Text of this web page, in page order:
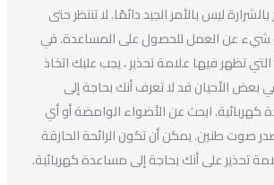
ليس بالأمر الجيد دائمًا. لا تنتظر حتى
عن العمل للحصول على المساعدة. في
تظهر فيها علامة تحذير ، يجب عليك اتخاذ
الأحيان قد لا تعرف أنك بحاجة إلى
ابحث عن الأضواء الوامضة أو أي
طنين. يمكن أن تكون الرائحة الحارقة
على أنك بحاجة إلى مساعدة كهربائية.